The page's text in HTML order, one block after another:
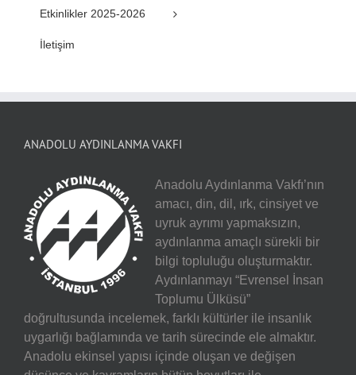
Etkinlikler 2025-2026
İletişim
ANADOLU AYDINLANMA VAKFI
Anadolu Aydınlanma Vakfı’nın
amacı, din, dil, ırk, cinsiyet ve
uyruk ayrımı yapmaksızın,
aydınlanma amaçlı sürekli bir
bilgi topluluğu oluşturmaktır.
Aydınlanmayı “Evrensel İnsan
Toplumu Ülküsü”
doğrultusunda incelemek, farklı kültürler ile insanlık
uygarlığı bağlamında ve tarih sürecinde ele almaktır.
Anadolu ekinsel yapısı içinde oluşan ve değişen